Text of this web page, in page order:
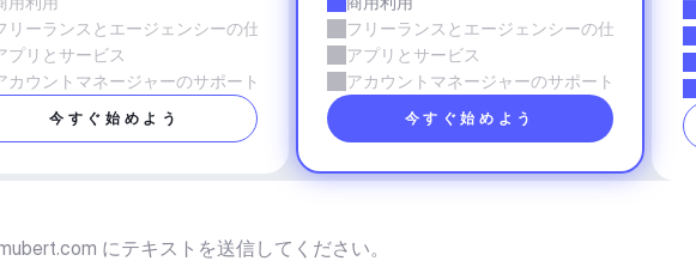
リーランスとエージェンシーの仕事
プリとサービス
カウントマネージャーのサポート
今すぐ始めよう
フリーランスとエージェンシーの仕事
アプリとサービス
アカウントマネージャーのサポート
今すぐ始めよう
にテキストを送信してください。